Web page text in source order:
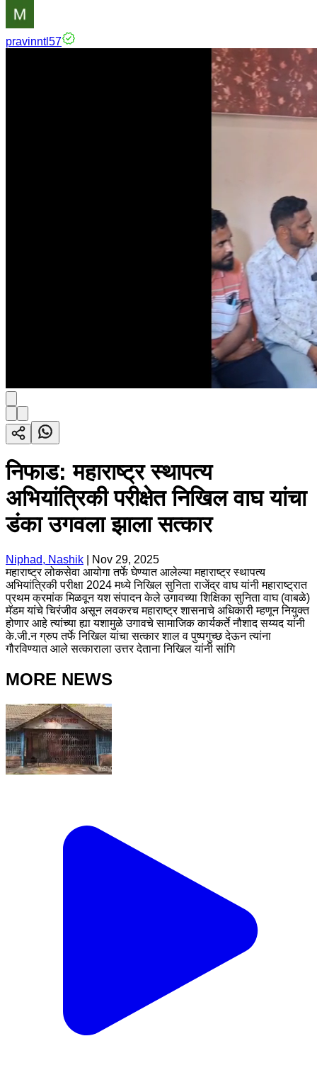
pravinntl57
निफाड: महाराष्ट्र स्थापत्य
अभियांत्रिकी परीक्षेत निखिल वाघ यांचा
डंका उगवला झाला सत्कार
Niphad, Nashik
Nov 29, 2025
महाराष्ट्र लोकसेवा आयोगा तर्फे घेण्यात आलेल्या महाराष्ट्र स्थापत्य
अभियांत्रिकी परीक्षा 2024 मध्ये निखिल सुनिता राजेंद्र वाघ यांनी महाराष्ट्रात
प्रथम क्रमांक मिळवून यश संपादन केले उगावच्या शिक्षिका सुनिता वाघ (वाबळे)
मॅडम यांचे चिरंजीव असून लवकरच महाराष्ट्र शासनाचे अधिकारी म्हणून नियुक्त
होणार आहे त्यांच्या ह्या यशामुळे उगावचे सामाजिक कार्यकर्ते नौशाद सय्यद यांनी
के.जी.न ग्रुप तर्फे निखिल यांचा सत्कार शाल व पुष्पगुच्छ देऊन त्यांना
गौरविण्यात आले सत्काराला उत्तर देताना निखिल यांनी सांगि
MORE NEWS